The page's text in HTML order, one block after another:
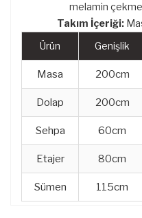
melamin
Takım İçeriği:
Ürün
Genişlik
Masa 200cm
Dolap 200cm
Sehpa 60cm
Etajer 80cm
Sümen 115cm